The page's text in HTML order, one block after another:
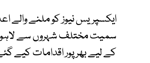
سمیت مختلف شہروں سے لاہور
کے لیے بھرپور اقدامات کیے